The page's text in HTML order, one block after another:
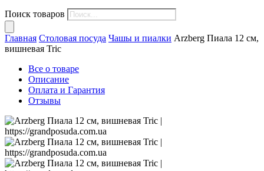
Поиск товаров
Главная Столовая посуда Чашы и пиалки Arzberg Пиала 12 см,
вишневая Tric
Все о товаре
Описание
Оплата и Гарантия
Отзывы